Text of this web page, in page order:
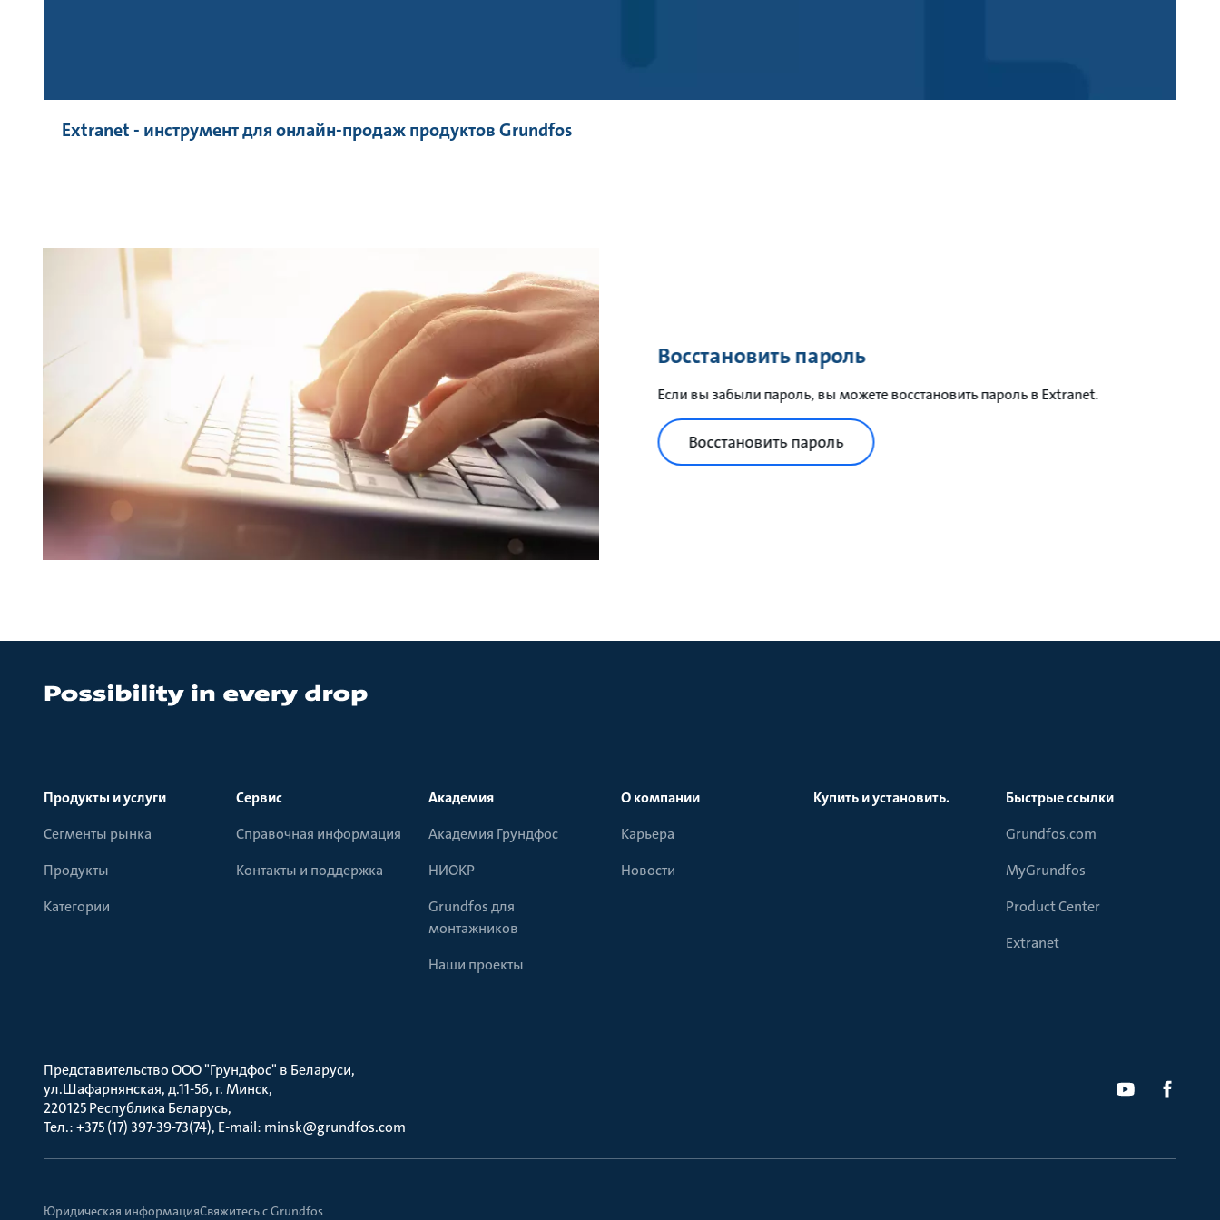
Extranet - инструмент для онлайн-продаж продуктов Grundfos
Восстановить пароль
Если вы забыли пароль, вы можете восстановить пароль в Extranet.
Восстановить пароль
Продукты и услуги
Сегменты рынка
Продукты
Категории
Сервис
Справочная информация
Контакты и поддержка
Академия
Академия Грундфос
НИОКР
Grundfos для
монтажников
Наши проекты
О компании
Карьера
Новости
Купить и установить.
Быстрые ссылки
Grundfos.com
MyGrundfos
Product Center
Extranet
Представительство ООО "Грундфос" в Беларуси
ул.Шафарнянская, д.11-56, г. Минск
220125 Республика Беларусь
Тел.: +375 (17) 397-39-73(74), E-mail: minsk@grundfos.com
Юридическая информацияСвяжитесь с Grundfos